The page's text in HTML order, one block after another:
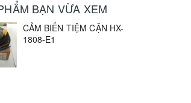
BẠN VỪA XEM
CẢM BIẾN TIỆM CẬN HX-
1808-E1